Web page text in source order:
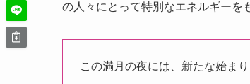
の人々にとって特別なエネルギーを
この満月の夜には、新たな始ま